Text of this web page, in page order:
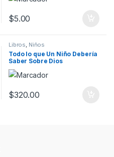
$5.00
Libros Niños
Todo lo que Un Niño Debería
Saber Sobre Dios
$320.00